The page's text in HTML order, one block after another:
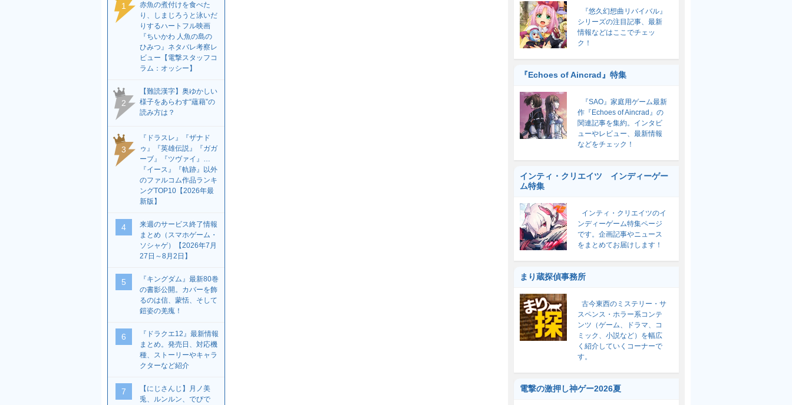
1
赤魚の煮付けを食べた
り、しまじろうと泳いだ
りするハートフル映画
『ちいかわ 人魚の島の
ひみつ』ネタバレ考察レ
ビュー【電撃スタッフコ
ラム：オッシー】
2
【難読漢字】奥ゆかしい
様子をあらわす“蘊藉”の
読み方は？
3
『ドラスレ』『ザナド
ゥ』『英雄伝説』『ガガ
ーブ』『ツヴァイ』…
『イース』『軌跡』以外
のファルコム作品ランキ
ングTOP10【2026年最
新版】
4
来週のサービス終了情報
まとめ（スマホゲーム・
ソシャゲ）【2026年7月
27日～8月2日】
5
『キングダム』最新80巻
の書影公開。カバーを飾
るのは信、蒙恬、そして
鎧姿の羌瘣！
6
『ドラクエ12』最新情報
まとめ。発売日、対応機
種、ストーリーやキャラ
クターなど紹介
7
【にじさんじ】月ノ美
兎、ルンルン、でびで
『悠久幻想曲リバイバル』
シリーズの注目記事、最新
情報などはここでチェッ
ク！
『Echoes of Aincrad』特集
『SAO』家庭用ゲーム最新
作『Echoes of Aincrad』の
関連記事を集約。インタビ
ューやレビュー、最新情報
などをチェック！
インティ・クリエイツ インディーゲー
ム特集
インティ・クリエイツのイ
ンディーゲーム特集ページ
です。企画記事やニュース
をまとめてお届けします！
まり蔵探偵事務所
古今東西のミステリー・サ
スペンス・ホラー系コンテ
ンツ（ゲーム、ドラマ、コ
ミック、小説など）を幅広
く紹介していくコーナーで
す。
電撃の激押し神ゲー2026夏